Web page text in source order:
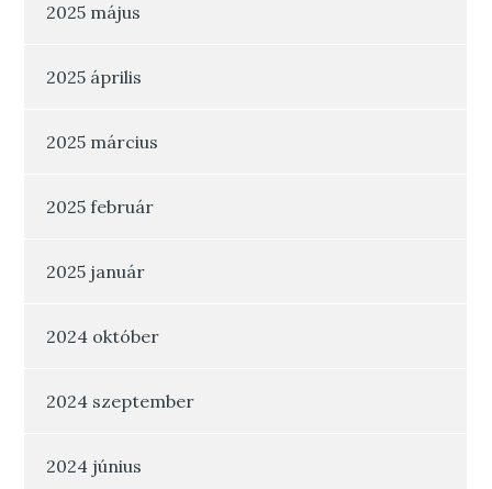
2025 május
2025 április
2025 március
2025 február
2025 január
2024 október
2024 szeptember
2024 június